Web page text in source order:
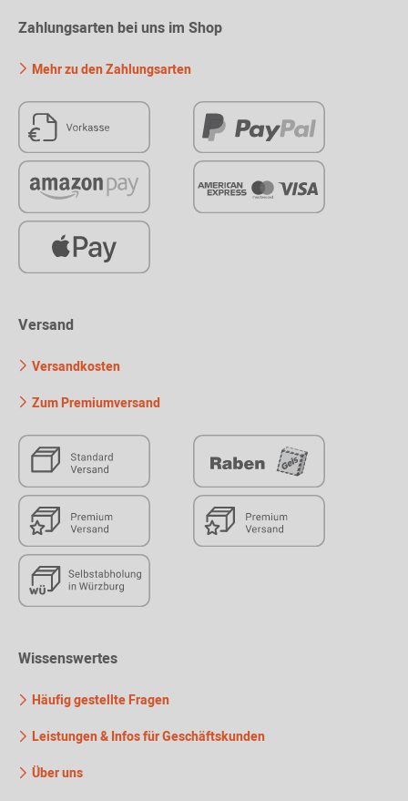
Zahlungsarten bei uns im Shop
Mehr zu den Zahlungsarten
Versand
Versandkosten
Zum Premiumversand
Wissenswertes
Häufig gestellte Fragen
Leistungen & Infos für Geschäftskunden
Über uns